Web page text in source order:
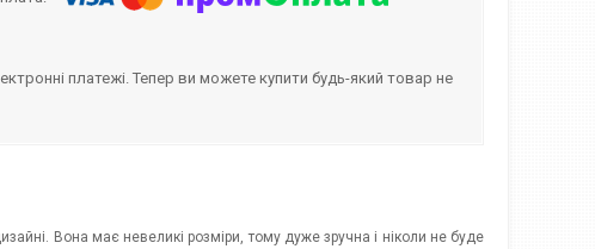
платежі. Тепер ви можете купити будь-який товар не
Вона має невеликі розміри, тому дуже зручна і ніколи не буде